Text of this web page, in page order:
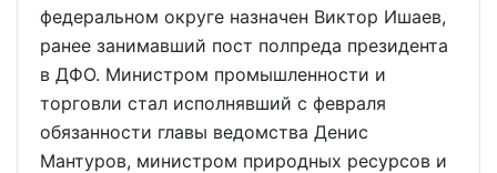
федеральном округе назначен Виктор Ишаев,
ранее занимавший пост полпреда президента
в ДФО. Министром промышленности и
торговли стал исполнявший с февраля
обязанности главы ведомства Денис
Мантуров, министром природных ресурсов и